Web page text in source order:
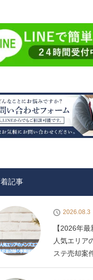
記事
2026.08.3
【2026年
人気エリア
ステ売却案